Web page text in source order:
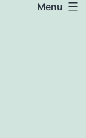
Menu